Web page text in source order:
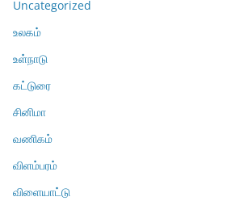
Uncategorized
உலகம்
உள்நாடு
கட்டுரை
சினிமா
வணிகம்
விளம்பரம்
விளையாட்டு